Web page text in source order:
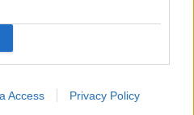
Access Privacy Policy